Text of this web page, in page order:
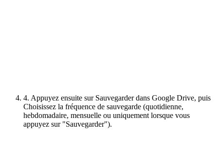
4. Appuyez ensuite sur Sauvegarder dans Google Drive, puis
Choisissez la fréquence de sauvegarde (quotidienne,
hebdomadaire, mensuelle ou uniquement lorsque vous
appuyez sur "Sauvegarder").